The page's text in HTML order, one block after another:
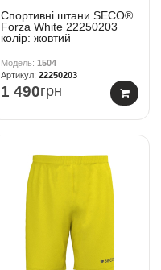
Спортивні штани SECO®
Forza White 22250203
колiр: жовтий
1504
22250203
1 490грн